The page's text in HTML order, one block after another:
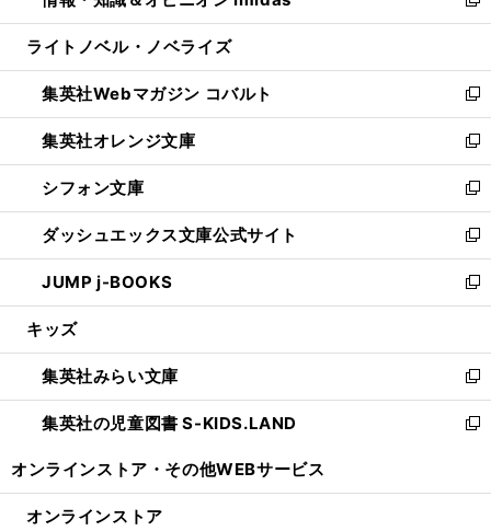
開
ウ
開
く
ン
ウ
で
開
く
ウ
ン
ド
ウ
で
開
く
新
し
ウ
ィ
ン
ド
ウ
で
開
く
ライトノベル・ノベライズ
集英社Webマガジン コバルト
新
し
い
ウ
ィ
ン
ド
ウ
で
開
集英社オレンジ文庫
新
し
い
ウ
ィ
ン
ド
ウ
開
く
シフォン文庫
新
し
い
ウ
ィ
ン
ウ
で
開
く
ダッシュエックス文庫公式サイト
新
し
い
ウ
ン
ド
ウ
で
JUMP j-BOOKS
新
し
ウ
ィ
ン
ド
開
キッズ
集英社みらい文庫
新
し
い
ン
集英社の児童図書 S-KIDS.LAND
新
ウ
オンラインストア・ その他WEBサービス
オンラインストア